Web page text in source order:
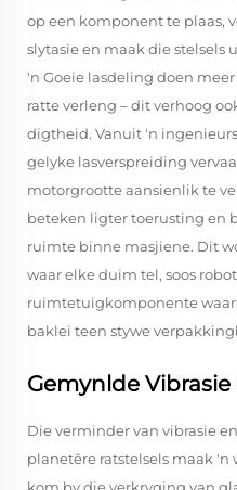
op een komponent te plaas,
slytasie en maak die
'n Goeie lasdeling doen
ratte verleng – dit verhoog
digtheid. Vanuit 'n
gelyke lasverspreiding
motorgrootte aansienlik te
beteken ligter toerusting en
ruimte binne masjiene. Dit
waar elke duim tel, soos
ruimtetuigkomponente
baklei teen stywe
Gemynlde
Die verminder van vibrasie
planetêre ratstelsels maak